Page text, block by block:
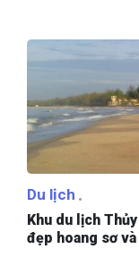
Du lịch
Khu du lịch
đẹp hoang sơ